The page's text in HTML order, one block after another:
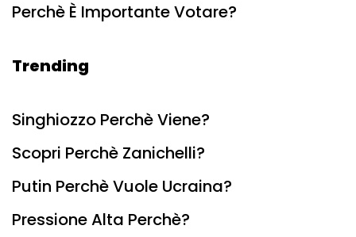
Perchè È Importante Votare?
Trending
Singhiozzo Perchè Viene?
Scopri Perchè Zanichelli?
Putin Perchè Vuole Ucraina?
Pressione Alta Perchè?